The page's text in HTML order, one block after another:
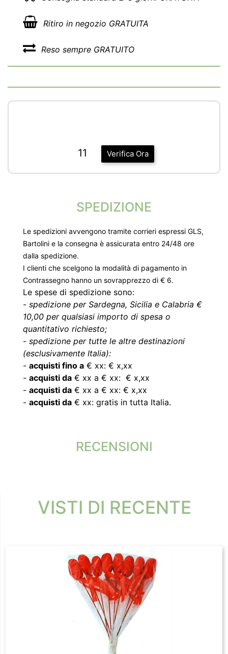
Ritiro in negozio GRATUITA
Reso sempre GRATUITO
Verifica Ora
11
SPEDIZIONE
Le spedizioni avvengono tramite corrieri espressi GLS,
Bartolini e la consegna è assicurata entro 24/48 ore
dalla spedizione.
I clienti che scelgono la modalità di pagamento in
Contrassegno hanno un sovrapprezzo di € 6.
Le spese di spedizione sono:
- spedizione per Sardegna, Sicilia e Calabria €
10,00 per qualsiasi importo di spesa o
quantitativo richiesto;
- spedizione per tutte le altre destinazioni
(esclusivamente Italia):
- acquisti fino a € xx: € x,xx
- acquisti da € xx a € xx: € x,xx
- acquisti da € xx a € xx: € x,xx
- acquisti da € xx: gratis in tutta Italia.
RECENSIONI
VISTI DI RECENTE